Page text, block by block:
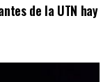
de la UTN hay